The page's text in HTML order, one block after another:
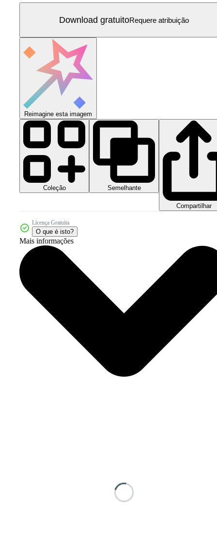
Download gratuitoRequere atribuição
Reimagine esta imagem
Coleção Semelhante
Compartilhar
Licença Gratuita
O que é isto?
Mais informações